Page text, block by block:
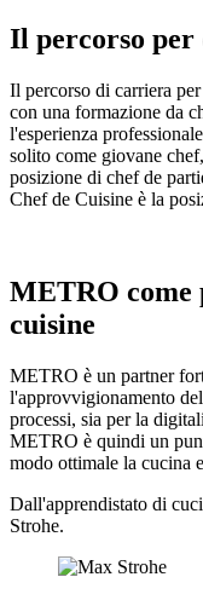
Il percorso per
Il percorso di carriera
con una formazione da
l'esperienza
solito come giovane
posizione di chef de
Chef de Cuisine è la
METRO come
cuisine
METRO è un partner
l'approvvigionamento
processi, sia per la
METRO è quindi un
modo ottimale la cucina
Dall'apprendistato di
Strohe.